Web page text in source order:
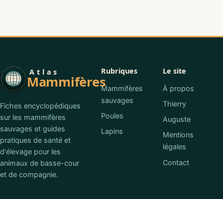
Atlas
Mammifères
Fiches encyclopédiques
sur les mammifères
sauvages et guides
pratiques de santé et
d'élevage pour les
animaux de basse-cour
et de compagnie.
Rubriques
Mammifères
sauvages
Poules
Lapins
Le site
À propos
Thierry
Auguste
Mentions
légales
Contact